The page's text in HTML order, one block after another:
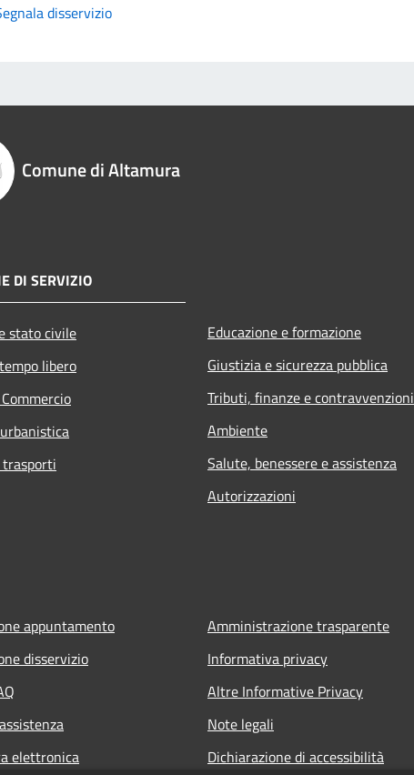
disservizio
Comune di Altamura
DI SERVIZIO
stato civile
libero
Educazione e formazione
Giustizia e sicurezza pubblica
Tributi, finanze e contravvenzioni
Ambiente
Salute, benessere e assistenza
Autorizzazioni
appuntamento
disservizio
elettronica
Amministrazione trasparente
Informativa privacy
Altre Informative Privacy
Note legali
Dichiarazione di accessibilità